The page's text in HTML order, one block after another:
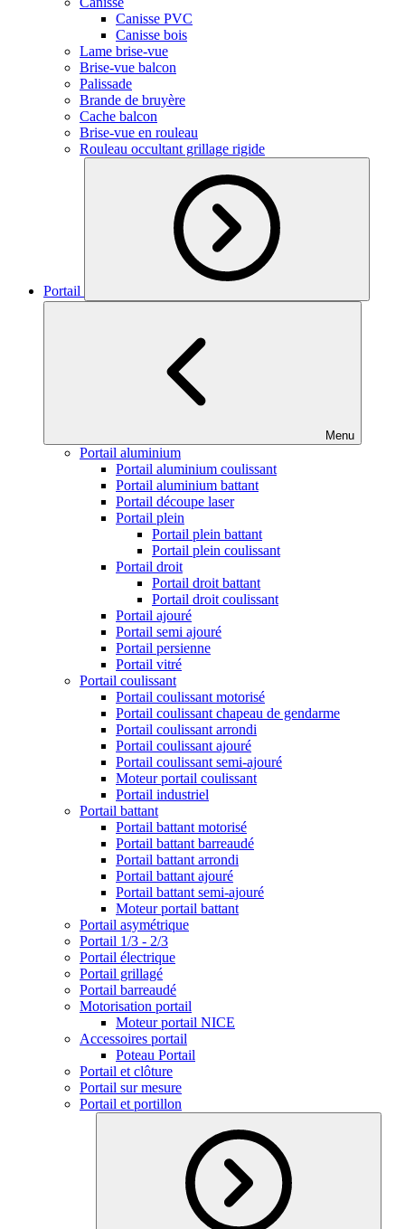
Canisse PVC
Canisse bois
Lame brise-vue
Brise-vue balcon
Palissade
Brande de bruyère
Cache balcon
Brise-vue en rouleau
Rouleau occultant grillage rigide
Portail
Menu
Portail aluminium
Portail aluminium coulissant
Portail aluminium battant
Portail découpe laser
Portail plein
Portail plein battant
Portail plein coulissant
Portail droit
Portail droit battant
Portail droit coulissant
Portail ajouré
Portail semi ajouré
Portail persienne
Portail vitré
Portail coulissant
Portail coulissant motorisé
Portail coulissant chapeau de gendarme
Portail coulissant arrondi
Portail coulissant ajouré
Portail coulissant semi-ajouré
Moteur portail coulissant
Portail industriel
Portail battant
Portail battant motorisé
Portail battant barreaudé
Portail battant arrondi
Portail battant ajouré
Portail battant semi-ajouré
Moteur portail battant
Portail asymétrique
Portail 1/3 - 2/3
Portail électrique
Portail grillagé
Portail barreaudé
Motorisation portail
Moteur portail NICE
Accessoires portail
Poteau Portail
Portail et clôture
Portail sur mesure
Portail et portillon